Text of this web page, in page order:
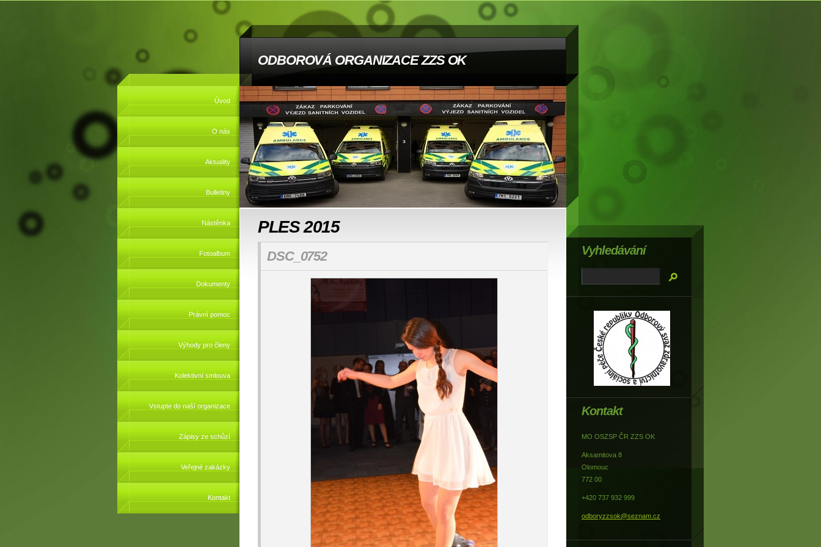
ODBOROVÁ ORGANIZACE ZZS OK
Úvod
O nás
Aktuality
Bulletiny
Nástěnka
Fotoalbum
Dokumenty
Právní pomoc
Výhody pro členy
Kolektivní smlouva
Vstupte do naší organizace
Zápisy ze schůzí
Veřejné zakázky
Kontakt
PLES 2015
DSC_0752
Kontakt
MO OSZSP ČR ZZS OK
Aksamitova 8
Olomouc
772 00
+420 737 932 999
odboryzzsok@seznam.cz
Vyhledávání